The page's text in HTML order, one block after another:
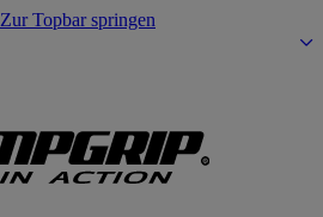
Zur Topbar springen